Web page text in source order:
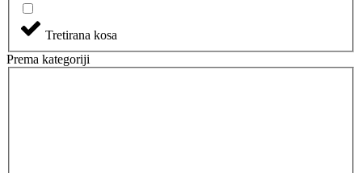
Tretirana kosa
Prema kategoriji